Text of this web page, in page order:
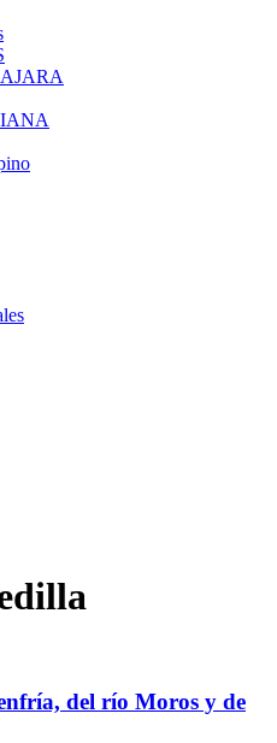
del río Moros y de